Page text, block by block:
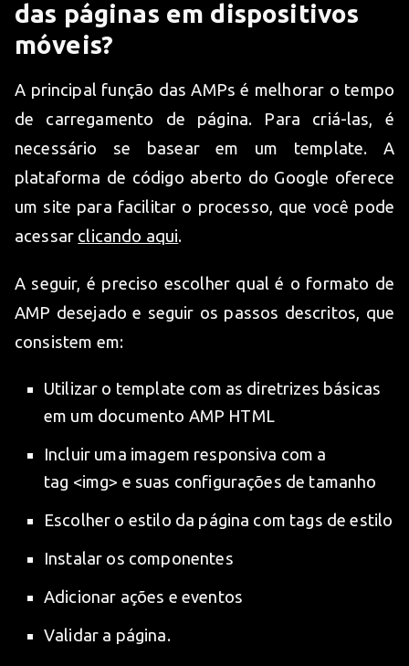
das páginas em dispositivos
móveis?
A principal função das AMPs é melhorar o tempo
de carregamento de página. Para criá-las, é
necessário se basear em um template. A
plataforma de código aberto do Google oferece
um site para facilitar o processo, que você pode
acessar clicando aqui.
A seguir, é preciso escolher qual é o formato de
AMP desejado e seguir os passos descritos, que
consistem em:
Utilizar o template com as diretrizes básicas
em um documento AMP HTML
Incluir uma imagem responsiva com a
tag <img> e suas configurações de tamanho
Escolher o estilo da página com tags de estilo
Instalar os componentes
Adicionar ações e eventos
Validar a página.